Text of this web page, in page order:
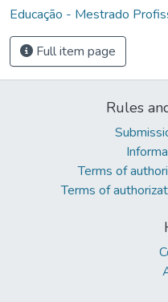
Educação - Mestrado
Full item page
Rules
Terms of
Terms of